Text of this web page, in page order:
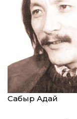
Сабыр Адай